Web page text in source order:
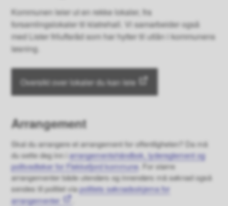
Kommunen leier ut en rekke lokaler, fra
forsamlingslokaler til klatrehall. Vi samarbeider også
med Lister friluftsråd som har hytter til utlån i kommunens
løsning.
Oversikt over lokaler du kan leie
Arrangement
Skal du arrangere et arrangement for offentligheten? Da må
du sette deg inn iarrangementshåndbok, lydereglement og
politvedteker for Flekkefjord kommune . For større
arrangementer både utendørs og innendørs må søknad også
sendes til politiet viapolitiets søknadsskjema for
arrangementer